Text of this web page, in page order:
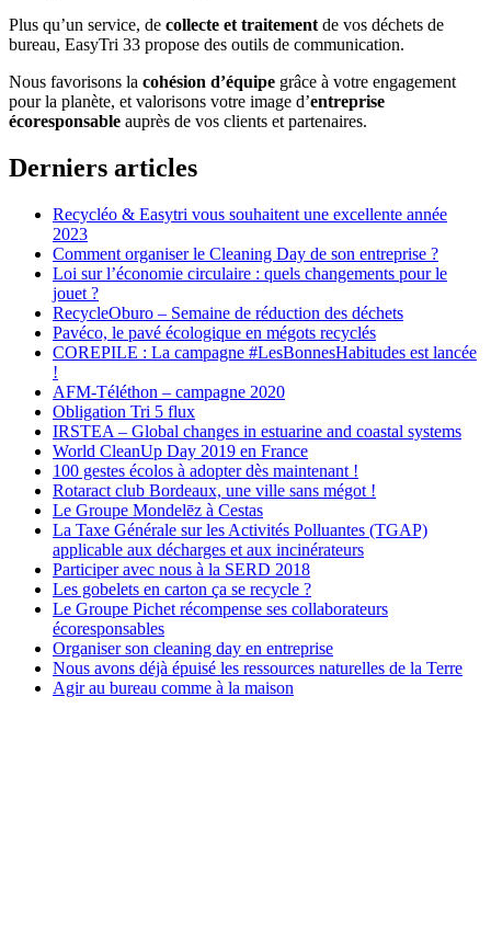
Plus qu’un service, de collecte et traitementde vos déchets de
bureau, EasyTri 33 propose des outils de communication.
Nous favorisons la cohésion d’équipe grâce à votre engagement
pour la planète, et valorisons votre image d’entreprise
écoresponsable auprès de vos clients et partenaires.
Derniers articles
Recycléo & Easytri vous souhaitent une excellente année
2023
Comment organiser le Cleaning Day de son entreprise ?
Loi sur l’économie circulaire : quels changements pour le
jouet ?
RecycleOburo – Semaine de réduction des déchets
Pavéco, le pavé écologique en mégots recyclés
COREPILE : La campagne #LesBonnesHabitudes est lancée
!
AFM-Téléthon – campagne 2020
Obligation Tri 5 flux
IRSTEA – Global changes in estuarine and coastal systems
World CleanUp Day 2019 en France
100 gestes écolos à adopter dès maintenant !
Rotaract club Bordeaux, une ville sans mégot !
Le Groupe Mondelēz à Cestas
La Taxe Générale sur les Activités Polluantes (TGAP)
applicable aux décharges et aux incinérateurs
Participer avec nous à la SERD 2018
Les gobelets en carton ça se recycle ?
Le Groupe Pichet récompense ses collaborateurs
écoresponsables
Organiser son cleaning day en entreprise
Nous avons déjà épuisé les ressources naturelles de la Terre
Agir au bureau comme à la maison